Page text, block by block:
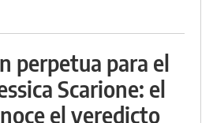
perpetua para el
Scarione: el
el veredicto